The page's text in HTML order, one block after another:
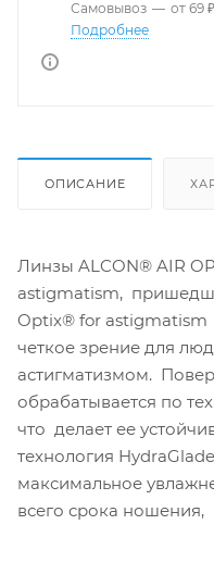
Самовывоз — от 69 ₽
Подробнее
ОПИСАНИЕ
Линзы ALCON® AIR
astigmatism,
Optix® for
четкое зрение для
астигматизмом.
обрабатывается по
что делает ее
технология
максимальное
всего срока ношения,